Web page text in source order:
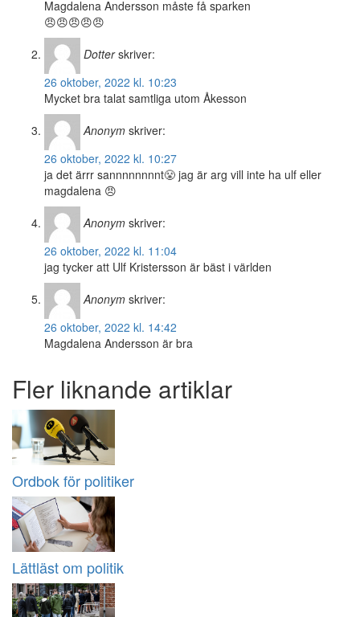
Magdalena Andersson måste få sparken
😠😠😠😠😠
Dotter skriver:
26 oktober, 2022 kl. 10:23
Mycket bra talat samtliga utom Åkesson
Anonym skriver:
26 oktober, 2022 kl. 10:27
ja det ärrr sannnnnnnnt😤 jag är arg vill inte ha ulf eller
magdalena 😠
Anonym skriver:
26 oktober, 2022 kl. 11:04
jag tycker att Ulf Kristersson är bäst i världen
Anonym skriver:
26 oktober, 2022 kl. 14:42
Magdalena Andersson är bra
Fler liknande artiklar
Ordbok för politiker
Lättläst om politik